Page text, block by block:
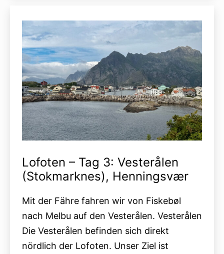
Lofoten – Tag 3: Vesterålen
(Stokmarknes), Henningsvær
Mit der Fähre fahren wir von Fiskebøl
nach Melbu auf den Vesterålen. Vesterålen
Die Vesterålen befinden sich direkt
nördlich der Lofoten. Unser Ziel ist